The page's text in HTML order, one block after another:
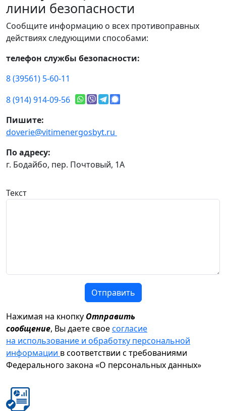
линии безопасности
Сообщите информацию о всех противоправных
действиях следующими способами:
телефон службы безопасности:
8 (39561) 5-60-11
8 (914) 914-09-56
Пишите:
doverie@vitimenergosbyt.ru
По адресу:
г. Бодайбо, пер. Почтовый, 1А
Текст
Отправить
Нажимая на кнопку Отправить
сообщение, Вы даете своесогласие
на использование и обработку персональной
информации в соответствии с требованиями
Федерального закона «О персональных данных»